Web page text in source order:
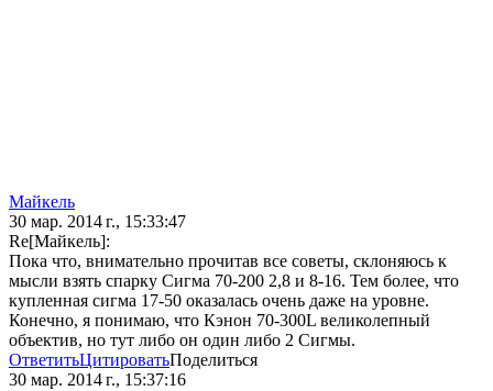
Майкель
30 мар. 2014 г., 15:33:47
Re[Майкель]:
Пока что, внимательно прочитав все советы, склоняюсь к
мысли взять спарку Сигма 70-200 2,8 и 8-16. Тем более, что
купленная сигма 17-50 оказалась очень даже на уровне.
Конечно, я понимаю, что Кэнон 70-300L великолепный
объектив, но тут либо он один либо 2 Сигмы.
ОтветитьЦитироватьПоделиться
30 мар. 2014 г., 15:37:16